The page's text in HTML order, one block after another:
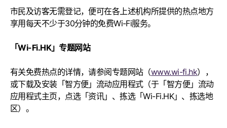
市民及访客无需登记，便可在各上述机构所提供的热点地方
享用每天不少于30分钟的免费Wi-Fi服务。
「Wi-Fi.HK」专题网站
有关免费热点的详情，请参阅专题网站（www.wi-fi.hk），
或下载及安装「智方便」流动应用程式（于「智方便」流动
应用程式主页，点选「资讯」、拣选「Wi-Fi.HK」、拣选地
区）。